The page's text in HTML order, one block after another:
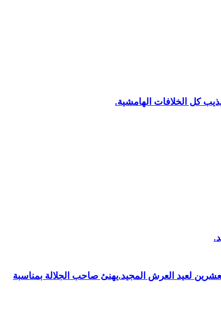
كل الخلافات الهامشية.
لعيد العرش المجيد.يهنئ صاحب الجلالة بمناسبة